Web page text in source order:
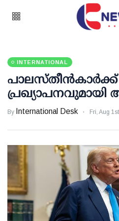
INTERNATIONAL
പാലസ്തീൻകാർക്ക്
പ്രഖ്യാപനവുമായി
By International Desk Fri, Aug